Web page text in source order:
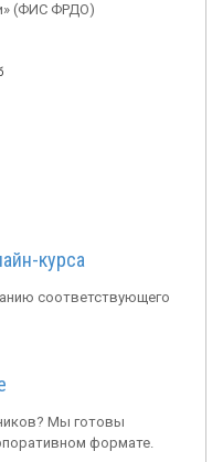
(ФИС ФРДО)
курса
соответствующего
Мы готовы
формате.